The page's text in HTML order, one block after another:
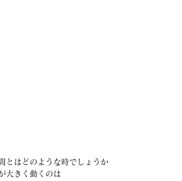
とはどのような時でしょうか
大きく動くのは